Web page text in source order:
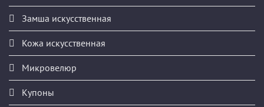
Замша искусственная
Кожа искусственная
Микровелюр
Купоны